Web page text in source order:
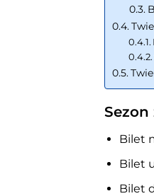
Sezon
Bilet
Bilet
Bilet